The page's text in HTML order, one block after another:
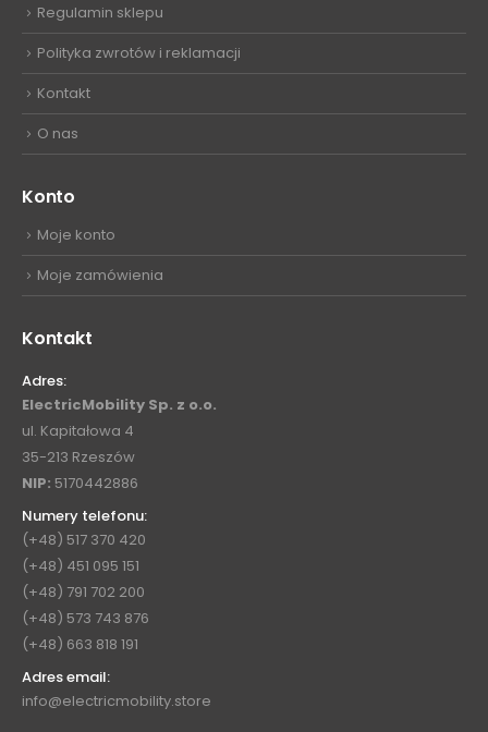
Regulamin sklepu
Polityka zwrotów i reklamacji
Kontakt
O nas
Konto
Moje konto
Moje zamówienia
Kontakt
Adres:
ElectricMobility Sp. z o.o.
ul. Kapitałowa 4
35-213 Rzeszów
NIP: 5170442886
Numery telefonu:
(+48) 517 370 420
(+48) 451 095 151
(+48) 791 702 200
(+48) 573 743 876
(+48) 663 818 191
Adres email:
info@electricmobility.store